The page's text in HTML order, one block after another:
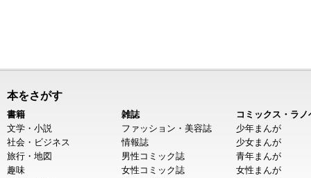
本をさがす
書籍
文学・小説
社会・ビジネス
旅行・地図
趣味
雑誌
ファッション・美容誌
情報誌
男性コミック誌
女性コミック誌
コミックス・ラノ
少年まんが
少女まんが
青年まんが
女性まんが